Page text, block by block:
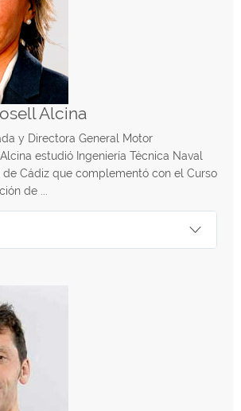
Alcina
y Directora General Motor
estudió Ingeniería Técnica Naval
Cádiz que complementó con el Curso
de ...